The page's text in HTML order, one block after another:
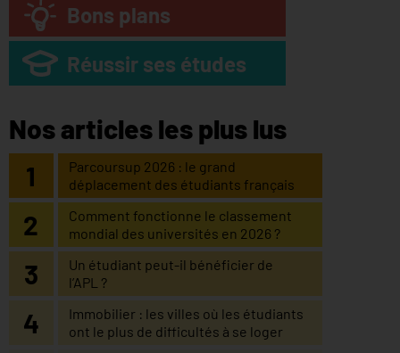
Bons plans
Réussir ses études
Nos articles les plus lus
Parcoursup 2026 : le grand
déplacement des étudiants français
Comment fonctionne le classement
mondial des universités en 2026 ?
Un étudiant peut-il bénéficier de
l’APL ?
Immobilier : les villes où les étudiants
ont le plus de difficultés à se loger